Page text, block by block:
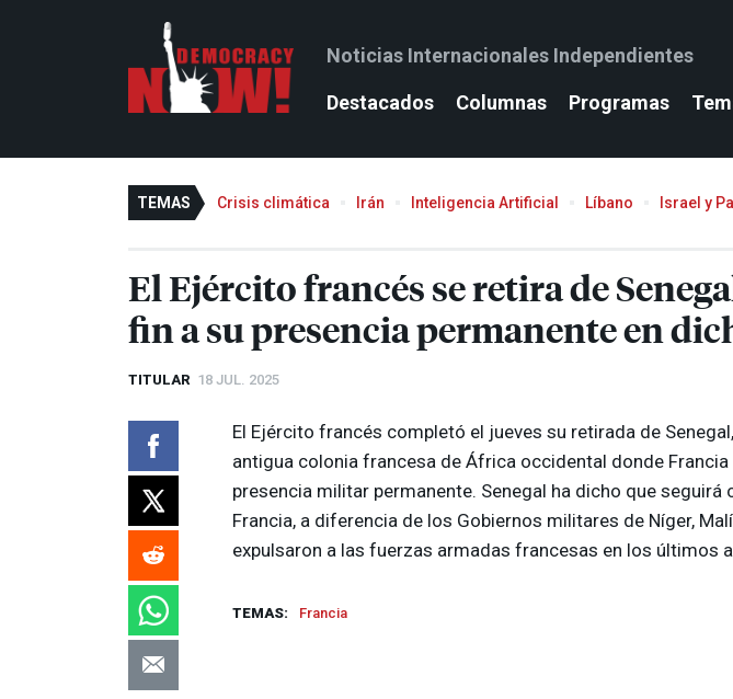
Noticias Internacionales Independientes
Destacados Columnas Programas
TEMAS Crisis climática Irán Inteligencia Artificial Líbano Israel y
El Ejército francés se retira de
fin a su presencia permanente en
TITULAR 18 JUL. 2025
El Ejército francés completó el jueves su retirada de
antigua colonia francesa de África occidental donde Francia
presencia militar permanente. Senegal ha dicho que seguirá
Francia, a diferencia de los Gobiernos militares de Níger,
expulsaron a las fuerzas armadas francesas en los últimos
TEMAS: Francia